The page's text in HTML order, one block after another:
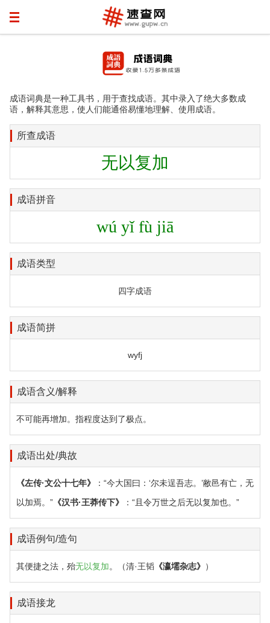
成语词典是一种工具书，用于查找成语。其中录入了绝大多数成
语，解释其意思，使人们能通俗易懂地理解、使用成语。
所查成语
无以复加
成语拼音
wú yǐ fù jiā
成语类型
四字成语
成语简拼
wyfj
成语含义/解释
不可能再增加。指程度达到了极点。
成语出处/典故
《左传·文公十七年》
：“今大国曰：‘尔未逞吾志。’敝邑有亡，无
以加焉。” 《汉书·王莽传下》 ：“且令万世之后无以复加也。”
成语例句/造句
其便捷之法，殆无以复加。（清·王韬 《瀛壖杂志》 ）
成语接龙